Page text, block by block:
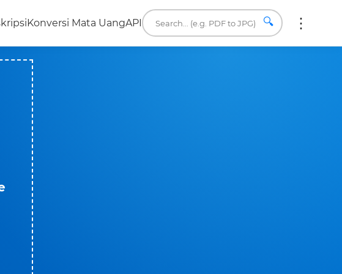
Konversi Mata UangAPI 🔍